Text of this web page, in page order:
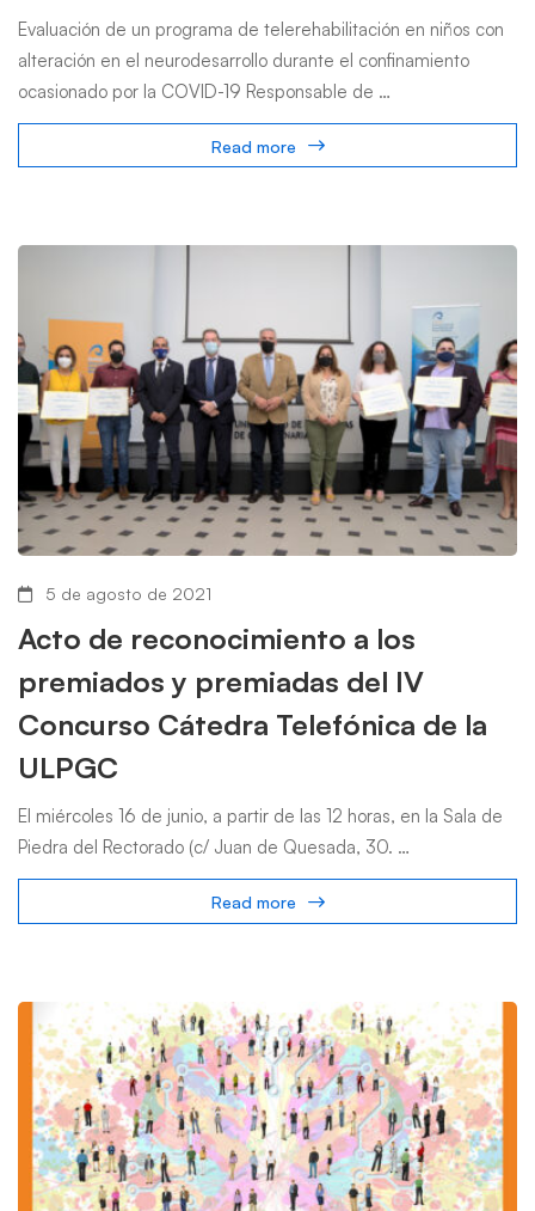
Evaluación de un programa de telerehabilitación en niños con
alteración en el neurodesarrollo durante el confinamiento
ocasionado por la COVID-19 Responsable de …
Read more
5 de agosto de 2021
Acto de reconocimiento a los
premiados y premiadas del IV
Concurso Cátedra Telefónica de la
ULPGC
El miércoles 16 de junio, a partir de las 12 horas, en la Sala de
Piedra del Rectorado (c/ Juan de Quesada, 30. …
Read more